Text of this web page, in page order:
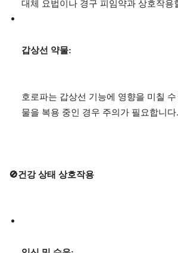
대체 요법이나 경구 피임약과 상호작용
갑상선 약물:
호로파는 갑상선 기능에 영향을 미칠
물을 복용 중인 경우 주의가 필요합니다.
🚫건강 상태 상호작용